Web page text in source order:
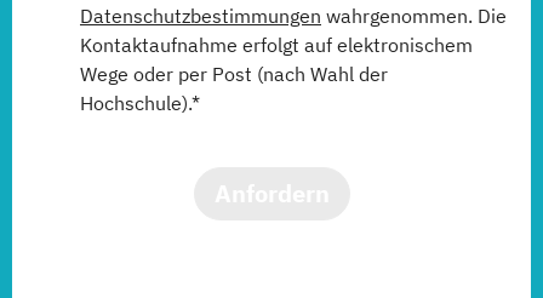
Datenschutzbestimmungen wahrgenommen. Die
Kontaktaufnahme erfolgt auf elektronischem
Wege oder per Post (nach Wahl der
Hochschule).*